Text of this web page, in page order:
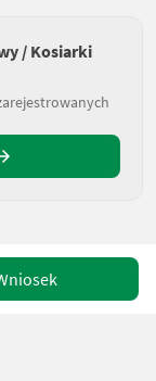
/ Kosiarki